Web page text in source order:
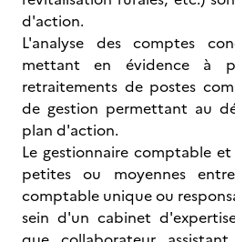
d'action.
L'analyse des comptes
mettant en évidence à
retraitements de postes
de gestion permettant au
plan d'action.
Le gestionnaire comptable
petites ou moyennes
comptable unique ou
sein d'un cabinet